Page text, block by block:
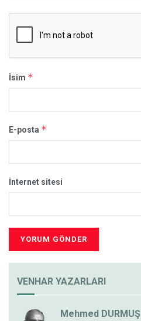
İsim *
E-posta *
İnternet sitesi
VENHAR YAZARLARI
Mehmed DURMUŞ